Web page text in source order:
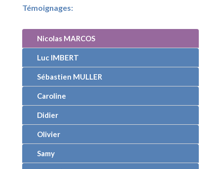
Témoignages:
Nicolas MARCOS
Luc IMBERT
Sébastien MULLER
Caroline
Didier
Olivier
Samy